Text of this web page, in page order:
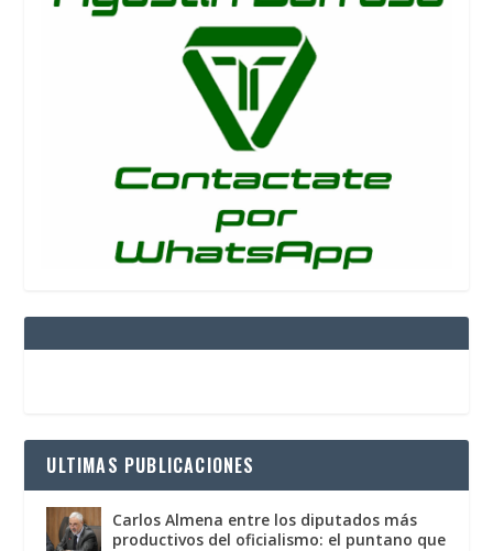
ULTIMAS PUBLICACIONES
Carlos Almena entre los diputados más
productivos del oficialismo: el puntano que